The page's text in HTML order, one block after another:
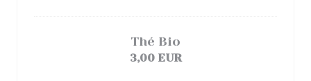
Thé Bio
3,00 EUR